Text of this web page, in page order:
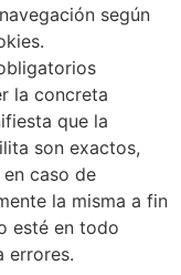
según
la concreta
que la
son exactos,
caso de
la misma a fin
esté en todo
errores.